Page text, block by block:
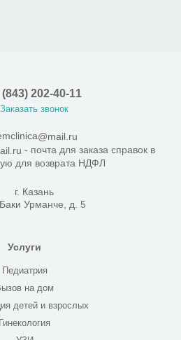
(843) 202-40-11
Заказать звонок
@mail.ru
- почта для заказа справок в
для возврата НДФЛ
г. Казань
Урманче, д. 5
Услуги
Педиатрия
на дом
детей и взрослых
Гинекология